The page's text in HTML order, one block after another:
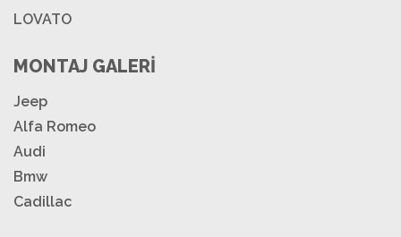
LOVATO
MONTAJ GALERİ
Jeep
Alfa Romeo
Audi
Bmw
Cadillac